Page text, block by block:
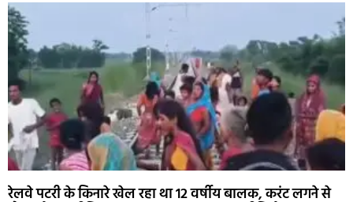
रेलवे पटरी के किनारे खेल रहा था 12 वर्षीय बालक, करंट लगने से